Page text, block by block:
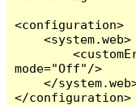
<configuration>
    <system.web>
        <customErrors
mode="Off"/>
    </system.web>
</configuration>